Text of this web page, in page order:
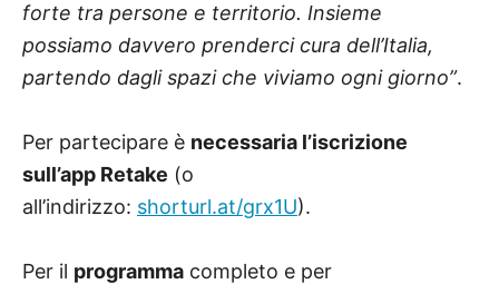
forte tra persone e territorio. Insieme
possiamo davvero prenderci cura dell’Italia,
partendo dagli spazi che viviamo ogni giorno”.
Per partecipare è necessaria l’iscrizione
sull’app Retake (o
all’indirizzo: shorturl.at/grx1U).
Per il programma completo e per